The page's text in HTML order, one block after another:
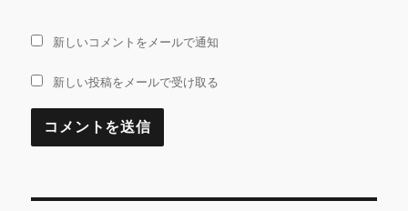
新しいコメントをメールで通知
新しい投稿をメールで受け取る